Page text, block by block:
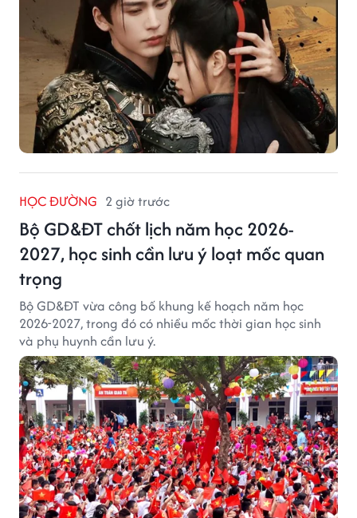
HỌC ĐƯỜNG 2 giờ trước
Bộ GD&ĐT chốt lịch năm học 2026-
2027, học sinh cần lưu ý loạt mốc quan
trọng
Bộ GD&ĐT vừa công bố khung kế hoạch năm học
2026-2027, trong đó có nhiều mốc thời gian học sinh
và phụ huynh cần lưu ý.